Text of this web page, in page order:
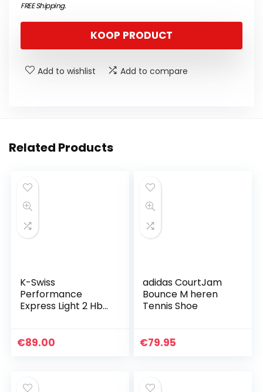
FREE Shipping.
KOOP PRODUCT
Add to wishlist Add to compare
Related Products
K-Swiss
Performance
Express Light 2 Hb
€89.00
adidas CourtJam
Bounce M heren
Tennis Shoe
€79.95